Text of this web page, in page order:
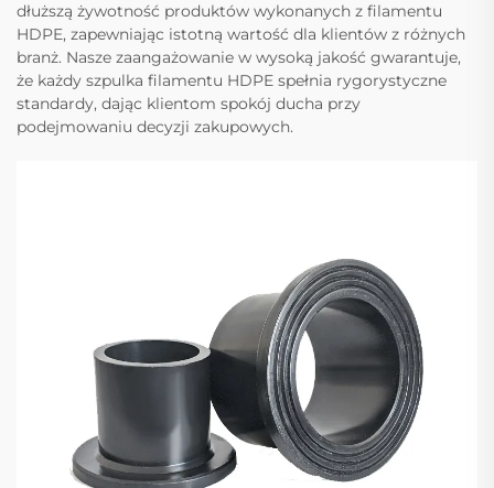
dłuższą żywotność produktów wykonanych z filamentu
HDPE, zapewniając istotną wartość dla klientów z różnych
branż. Nasze zaangażowanie w wysoką jakość gwarantuje,
że każdy szpulka filamentu HDPE spełnia rygorystyczne
standardy, dając klientom spokój ducha przy
podejmowaniu decyzji zakupowych.